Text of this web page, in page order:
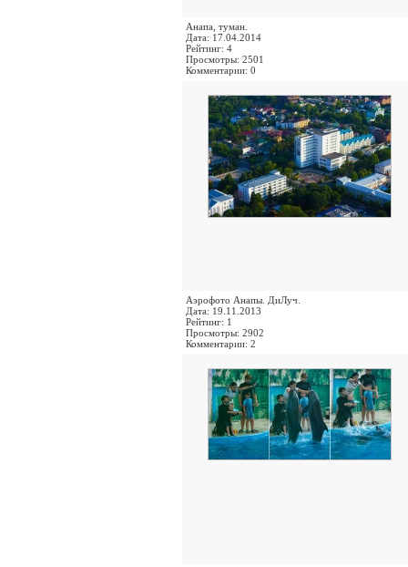
Анапа, туман.
Дата: 17.04.2014
Рейтинг: 4
Просмотры: 2501
Комментарии: 0
Аэрофото Анапы. ДиЛуч.
Дата: 19.11.2013
Рейтинг: 1
Просмотры: 2902
Комментарии: 2